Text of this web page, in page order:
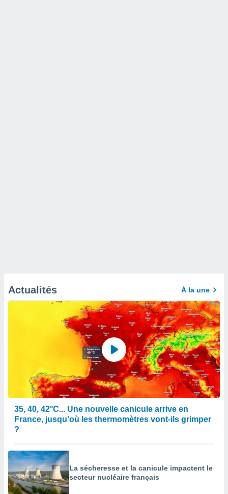
Actualités À la une
35, 40, 42°C... Une nouvelle canicule arrive en
France, jusqu'où les thermomètres vont-ils grimper
?
La sécheresse et la canicule impactent le
secteur nucléaire français